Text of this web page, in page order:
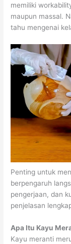
memiliki
maupun massal.
tahu mengenai
Penting untuk
berpengaruh
pengerjaan, dan
penjelasan
Apa Itu Kayu
Kayu meranti